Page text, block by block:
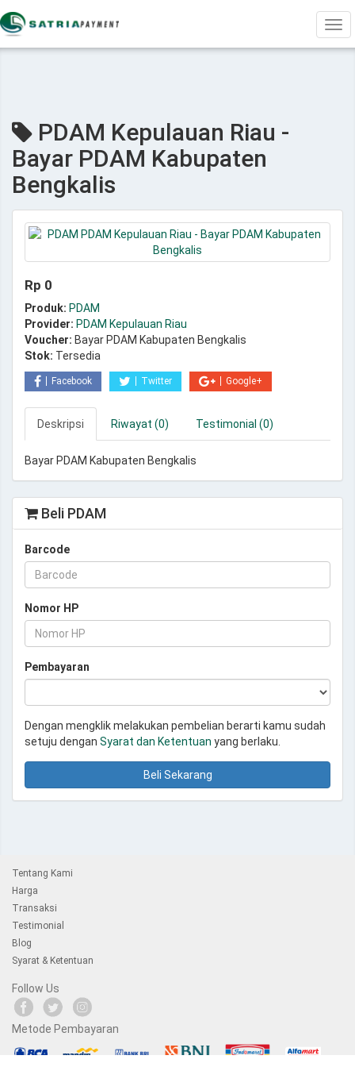
PDAM Kepulauan Riau -
Bayar PDAM Kabupaten
Bengkalis
Rp 0
Produk: PDAM
Provider: PDAM Kepulauan Riau
Voucher: Bayar PDAM Kabupaten Bengkalis
Stok: Tersedia
Facebook Twitter Google+
Deskripsi Riwayat (0) Testimonial (0)
Bayar PDAM Kabupaten Bengkalis
Beli PDAM
Barcode
Nomor HP
Pembayaran
Dengan mengklik melakukan pembelian berarti kamu sudah
setuju dengan Syarat dan Ketentuan yang berlaku.
Beli Sekarang
Tentang Kami
Harga
Transaksi
Testimonial
Blog
Syarat & Ketentuan
Follow Us
Metode Pembayaran